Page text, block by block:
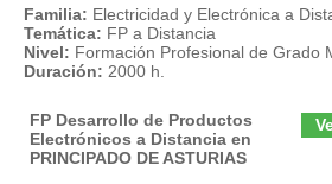
Familia: Electricidad y Electrónica a
Temática: FP a Distancia
Nivel: Formación Profesional de Grado
Duración: 2000 h.
FP Desarrollo de Productos
Electrónicos a Distancia en
PRINCIPADO DE ASTURIAS